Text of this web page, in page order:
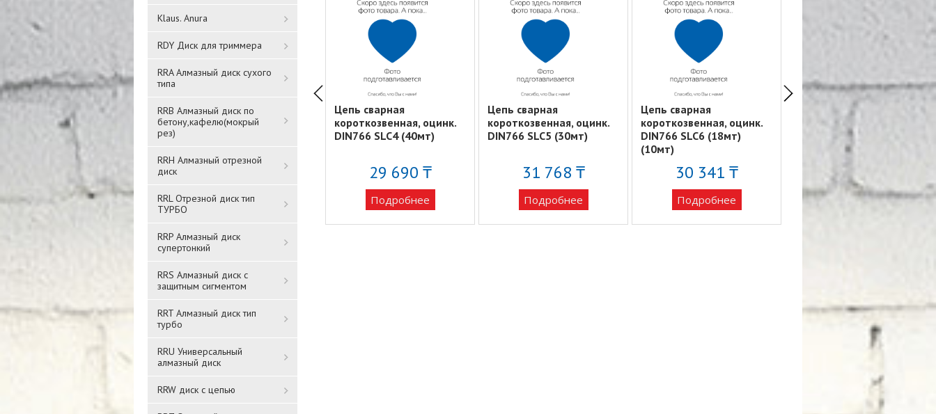
Klaus. Anura
RDY Диск для триммера
RRA Алмазный диск сухого
типа
RRB Алмазный диск по
бетону,кафелю(мокрый
рез)
RRH Алмазный отрезной
диск
RRL Отрезной диск тип
ТУРБО
RRP Алмазный диск
супертонкий
RRS Алмазный диск с
защитным сигментом
RRT Алмазный диск тип
турбо
RRU Универсальный
алмазный диск
RRW диск с цепью
Цепь сварная
короткозвенная, оцинк.
DIN766 SLC8 (10мт)
15 572 ₸
Подробнее
Цепь сварная
короткозвенная 8мм (20)
1 431 ₸
Подробнее
Цепь сварная
короткозвенная, оцинк.
DIN766 SLC4 (40мт)
29 690 ₸
Подробнее
Цепь сварная
короткозвенная, оцинк.
DIN766 SLC5 (30мт)
31 768 ₸
Подробнее
Цепь сварная
короткозвенная, оцинк.
DIN766 SLC6 (18мт)
(10мт)
30 341 ₸
Подробнее
Цепь сварная
короткозвенная, оцинк.
DIN766 SLC12 (10мт)
40 424 ₸
Подробнее